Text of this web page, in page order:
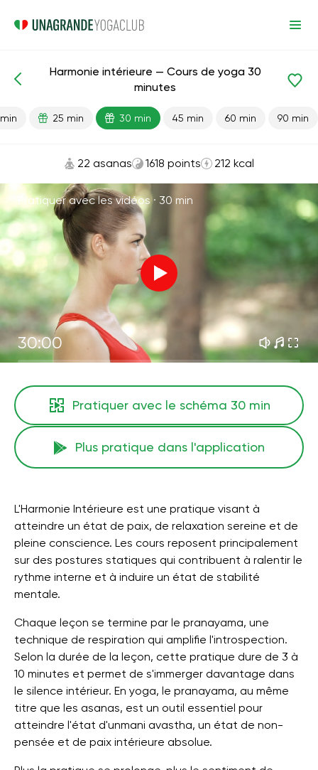
Anti-stress
Harmonie intérieure — Cours de yoga 30
minutes
25 min 30 min 45 min 60 min 90 min
22 asanas 1618 points 212 kcal
Pratiquer avec les vidéos · 30 min
30:00
Pratiquer avec le schéma 30 min
Plus pratique dans l'application
L'Harmonie Intérieure est une pratique visant à
atteindre un état de paix, de relaxation sereine et de
pleine conscience. Les cours reposent principalement
sur des postures statiques qui contribuent à ralentir le
rythme interne et à induire un état de stabilité
mentale.
Chaque leçon se termine par le pranayama, une
technique de respiration qui amplifie l'introspection.
Selon la durée de la leçon, cette pratique dure de 3 à
10 minutes et permet de s'immerger davantage dans
le silence intérieur. En yoga, le pranayama, au même
titre que les asanas, est un outil essentiel pour
atteindre l'état d'unmani avastha, un état de non-
pensée et de paix intérieure absolue.